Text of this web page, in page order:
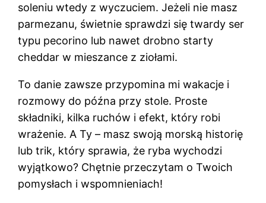
soleniu wtedy z wyczuciem. Jeżeli nie masz
parmezanu, świetnie sprawdzi się twardy ser
typu pecorino lub nawet drobno starty
cheddar w mieszance z ziołami.
To danie zawsze przypomina mi wakacje i
rozmowy do późna przy stole. Proste
składniki, kilka ruchów i efekt, który robi
wrażenie. A Ty – masz swoją morską historię
lub trik, który sprawia, że ryba wychodzi
wyjątkowo? Chętnie przeczytam o Twoich
pomysłach i wspomnieniach!